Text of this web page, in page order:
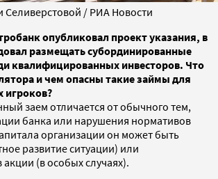
Селиверстовой / РИА Новости
опубликовал проект указания, в
размещать субординированные
квалифицированных инвесторов. Что
и чем опасны такие займы для
игроков?
заем отличается от обычного тем,
банка или нарушения нормативов
организации он может быть
развитие ситуации) или
(в особых случаях).